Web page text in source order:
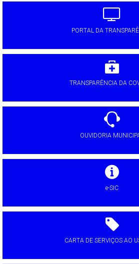
PORTAL DA
TRANSPARÊNCIA DA
OUVIDORIA
e-SIC
CARTA DE SERVIÇOS AO